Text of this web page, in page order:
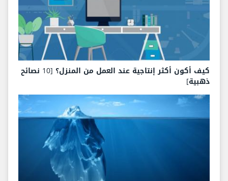
كيف أكون أكثر إنتاجية عند العمل من المنزل؟ [10 نصائح
ذهبية]